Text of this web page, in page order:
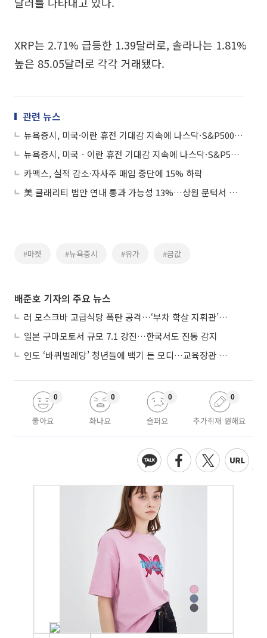
XRP는 2.71% 급등한 1.39달러로, 솔라나는 1.81%
높은 85.05달러로 각각 거래됐다.
관련 뉴스
뉴욕증시, 미국·이란 휴전 기대감 지속에 나스닥·S&P500 사상 최고치
뉴욕증시, 미국ㆍ이란 휴전 기대감 지속에 나스닥·S&P500 사상 최고치
카맥스, 실적 감소·자사주 매입 중단에 15% 하락
美 클래리티 법안 연내 통과 가능성 13%…상원 문턱서 제동
#마켓 #뉴욕증시 #유가 #금값
배준호 기자의 주요 뉴스
러 모스크바 고급식당 폭탄 공격…‘부차 학살 지휘관’ 노렸나
일본 구마모토서 규모 7.1 강진…한국서도 진동 감지
인도 ‘바퀴벌레당’ 청년들에 백기 든 모디…교육장관 사퇴
좋아요
0
화나요
0
슬퍼요
0
추가취재 원해요
0